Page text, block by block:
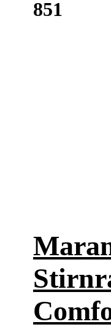
851